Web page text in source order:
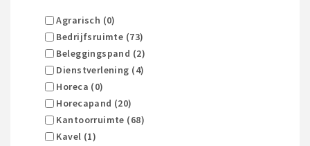
Agrarisch (0)
Bedrijfsruimte (73)
Beleggingspand (2)
Dienstverlening (4)
Horeca (0)
Horecapand (20)
Kantoorruimte (68)
Kavel (1)